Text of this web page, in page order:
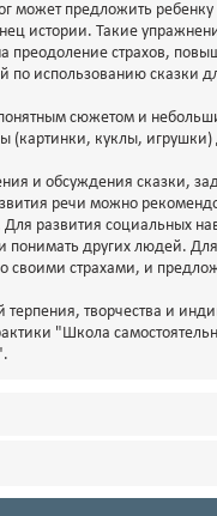
может предложить
истории. Такие
преодоление страхов,
использованию сказки
понятным сюжетом и
(картинки, куклы,
и обсуждения сказки,
речи можно
развития социальных
понимать других людей.
своими страхами, и
творчества и
"Школа